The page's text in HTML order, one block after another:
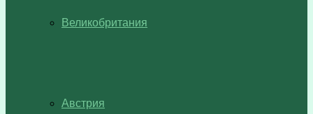
Великобритания
Австрия